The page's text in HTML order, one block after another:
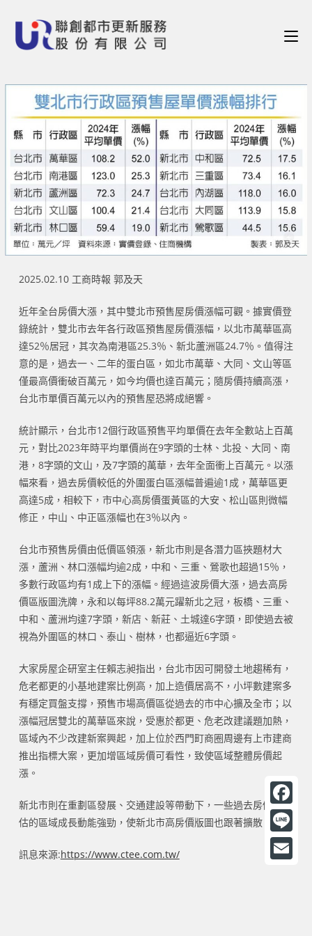
2025.02.10 工商時報 郭及天
近年全台房價大漲，其中雙北市預售屋房價漲幅可觀。據實價登
錄統計，雙北市去年各行政區預售屋房價漲幅，以北市萬華區高
達52％居冠，其次為南港區25.3％、新北蘆洲區24.7％。值得注
意的是，過去一、二年的蛋白區，如北市萬華、大同、文山等區
僅最高價衝破百萬元，如今均價也達百萬元；隨房價持續高漲，
台北市單價百萬元以內的預售屋恐將成絕響。
統計顯示，台北市12個行政區預售平均單價在去年全數站上百萬
元，對比2023年時平均單價尚在9字頭的士林、北投、大同、南
港，8字頭的文山，及7字頭的萬華，去年全面衝上百萬元。以漲
幅來看，過去房價較低的外圍蛋白區漲幅普遍逾1成，萬華區更
高達5成，相較下，市中心高房價蛋黃區的大安、松山區則微幅
修正，中山、中正區漲幅也在3％以內。
台北市預售房價由低價區領漲，新北市則是各潛力區挾題材大
漲，蘆洲、林口漲幅均逾2成，中和、三重、鶯歌也超過15％，
多數行政區均有1成上下的漲幅。經過這波房價大漲，過去高房
價區版圖洗牌，永和以每坪88.2萬元躍新北之冠，板橋、三重、
中和、蘆洲均達7字頭，新店、新莊、土城達6字頭，即使過去被
視為外圍區的林口、泰山、樹林，也都逼近6字頭。
大家房屋企研室主任賴志昶指出，台北市因可開發土地趨稀有，
危老都更的小基地建案比例高，加上造價居高不，小坪數建案多
有穩定買盤支撐，預售市場高價區從過去的市中心擴及全市；以
漲幅冠居雙北的萬華區來說，受惠於都更、危老改建議題加熱，
區域內不少改建新案興起，加上位於西門町商圈周邊有上市建商
推出指標大案，更加增區域房價可看性，致使區域整體房價起
漲。
新北市則在重劃區發展、交通建設等帶動下，一些過去房價被低
估的區域成長動能強勁，使新北市高房價版圖也跟著擴散。
訊息來源:https://www.ctee.com.tw/
F
a
c
L